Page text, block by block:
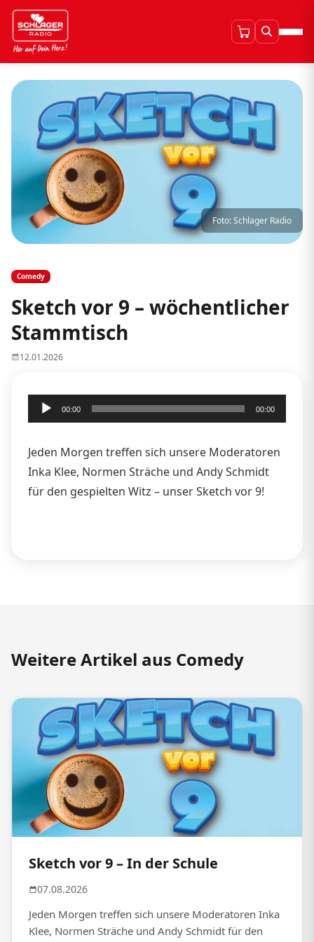
Foto: Schlager Radio
Comedy
Sketch vor 9 – wöchentlicher
Stammtisch
12.01.2026
Audio-
Player
00:00 00:00
Jeden Morgen treffen sich unsere Moderatoren
Inka Klee, Normen Sträche und Andy Schmidt
für den gespielten Witz – unser Sketch vor 9!
Weitere Artikel aus Comedy
Sketch vor 9 – In der Schule
07.08.2026
Jeden Morgen treffen sich unsere Moderatoren Inka
Klee, Normen Sträche und Andy Schmidt für den